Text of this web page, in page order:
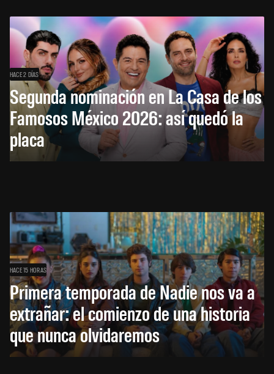
HACE 2 DÍAS
Segunda nominación en La Casa de los
Famosos México 2026: así quedó la
placa
HACE 15 HORAS
Primera temporada de Nadie nos va a
extrañar: el comienzo de una historia
que nunca olvidaremos